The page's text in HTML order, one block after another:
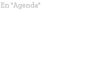
En "Agenda"